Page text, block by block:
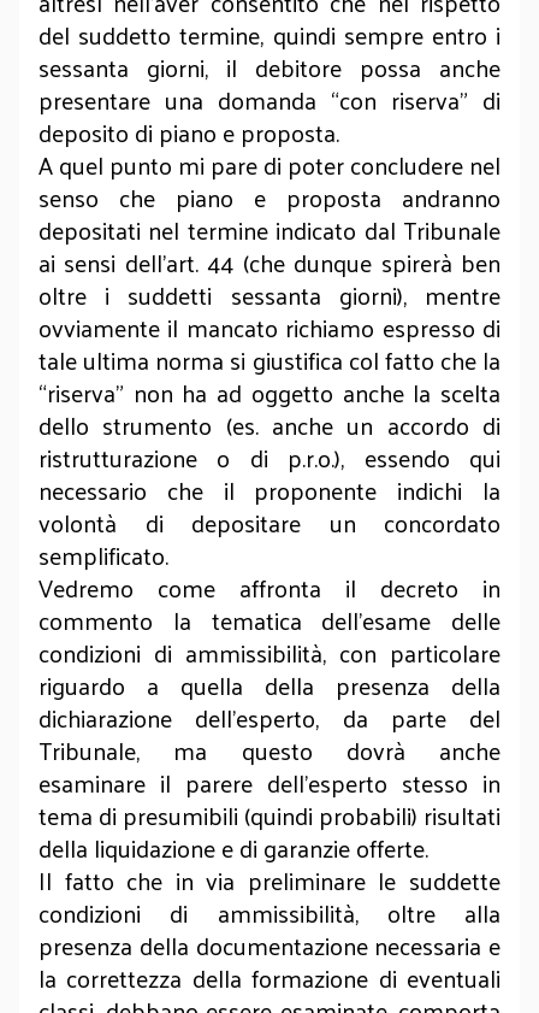
del suddetto termine, quindi sempre entro i
sessanta giorni, il debitore possa anche
presentare una domanda “con riserva” di
deposito di piano e proposta.
A quel punto mi pare di poter concludere nel
senso che piano e proposta andranno
depositati nel termine indicato dal Tribunale
ai sensi dell’art. 44 (che dunque spirerà ben
oltre i suddetti sessanta giorni), mentre
ovviamente il mancato richiamo espresso di
tale ultima norma si giustifica col fatto che la
“riserva” non ha ad oggetto anche la scelta
dello strumento (es. anche un accordo di
ristrutturazione o di p.r.o.), essendo qui
necessario che il proponente indichi la
volontà di depositare un concordato
semplificato.
Vedremo come affronta il decreto in
commento la tematica dell’esame delle
condizioni di ammissibilità, con particolare
riguardo a quella della presenza della
dichiarazione dell’esperto, da parte del
Tribunale, ma questo dovrà anche
esaminare il parere dell’esperto stesso in
tema di presumibili (quindi probabili) risultati
della liquidazione e di garanzie offerte.
Il fatto che in via preliminare le suddette
condizioni di ammissibilità, oltre alla
presenza della documentazione necessaria e
la correttezza della formazione di eventuali